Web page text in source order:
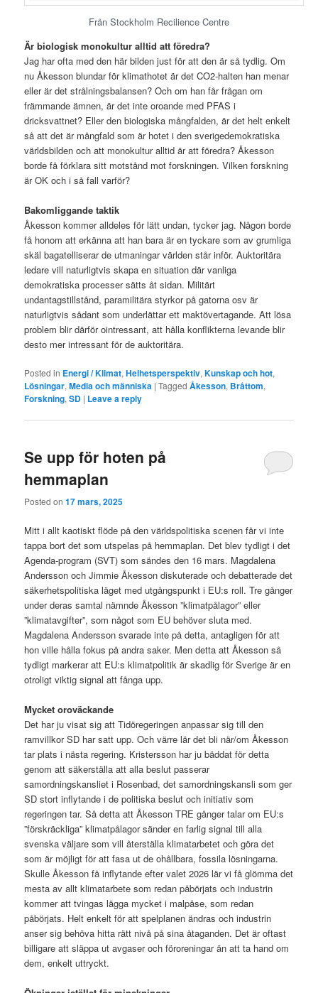
Från Stockholm Recilience Centre
Är biologisk monokultur alltid att föredra?
Jag har ofta med den här bilden just för att den är så tydlig. Om
nu Åkesson blundar för klimathotet är det CO2-halten han menar
eller är det strålningsbalansen? Och om han får frågan om
främmande ämnen, är det inte oroande med PFAS i
dricksvattnet? Eller den biologiska mångfalden, är det helt enkelt
så att det är mångfald som är hotet i den sverigedemokratiska
världsbilden och att monokultur alltid är att föredra? Åkesson
borde få förklara sitt motstånd mot forskningen. Vilken forskning
är OK och i så fall varför?
Bakomliggande taktik
Åkesson kommer alldeles för lätt undan, tycker jag. Någon borde
få honom att erkänna att han bara är en tyckare som av grumliga
skäl bagatelliserar de utmaningar världen står inför. Auktoritära
ledare vill naturligtvis skapa en situation där vanliga
demokratiska processer sätts åt sidan. Militärt
undantagstillstånd, paramilitära styrkor på gatorna osv är
naturligtvis sådant som underlättar ett maktövertagande. Att lösa
problem blir därför ointressant, att hålla konflikterna levande blir
desto mer intressant för de auktoritära.
Posted in Energi / Klimat,Helhetsperspektiv,Kunskap och hot,
Lösningar,Media och människa |Tagged Åkesson, Bråttom,
Forskning,SD | Leave a reply
Se upp för hoten på
hemmaplan
Posted on17 mars, 2025
Mitt i allt kaotiskt flöde på den världspolitiska scenen får vi inte
tappa bort det som utspelas på hemmaplan. Det blev tydligt i det
Agenda-program (SVT) som sändes den 16 mars. Magdalena
Andersson och Jimmie Åkesson diskuterade och debatterade det
säkerhetspolitiska läget med utgångspunkt i EU:s roll. Tre gånger
under deras samtal nämnde Åkesson ”klimatpålagor” eller
”klimatavgifter”, som något som EU behöver sluta med.
Magdalena Andersson svarade inte på detta, antagligen för att
hon ville hålla fokus på andra saker. Men detta att Åkesson så
tydligt markerar att EU:s klimatpolitik är skadlig för Sverige är en
otroligt viktig signal att fånga upp.
Mycket oroväckande
Det har ju visat sig att Tidöregeringen anpassar sig till den
ramvillkor SD har satt upp. Och värre lär det bli när/om Åkesson
tar plats i nästa regering. Kristersson har ju bäddat för detta
genom att säkerställa att alla beslut passerar
samordningskansliet i Rosenbad, det samordningskansli som ger
SD stort inflytande i de politiska beslut och initiativ som
regeringen tar. Så detta att Åkesson TRE gånger talar om EU:s
”förskräckliga” klimatpålagor sänder en farlig signal till alla
svenska väljare som vill återställa klimatarbetet och göra det
som är möjligt för att fasa ut de ohållbara, fossila lösningarna.
Skulle Åkesson få inflytande efter valet 2026 lär vi få glömma det
mesta av allt klimatarbete som redan påbörjats och industrin
kommer att tvingas lägga mycket i malpåse, som redan
påbörjats. Helt enkelt för att spelplanen ändras och industrin
anser sig behöva hitta rätt nivå på sina åtaganden. Det är oftast
billigare att släppa ut avgaser och föroreningar än att ta hand om
dem, enkelt uttryckt.